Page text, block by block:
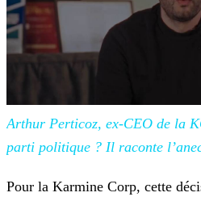
Arthur Perticoz, ex-CEO de la
parti politique ? Il raconte
Pour la Karmine Corp, cette